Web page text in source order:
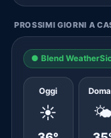
PROSSIMI GIORNI A
● Blend
Oggi
☀️